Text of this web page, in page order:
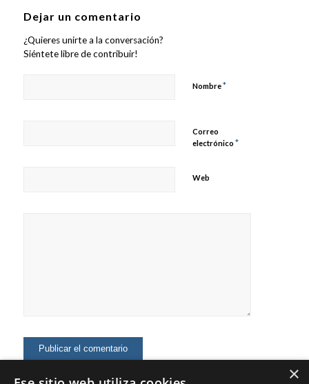
Dejar un comentario
¿Quieres unirte a la conversación?
Siéntete libre de contribuir!
Nombre*
Correo
electrónico *
Web
×